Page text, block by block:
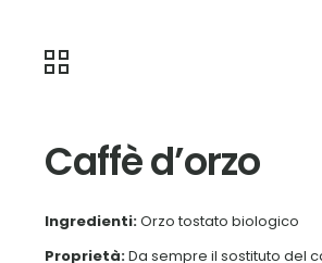
Caffè d’orzo
Ingredienti:Orzo tostato biologico
Proprietà:Da sempre il sostituto del